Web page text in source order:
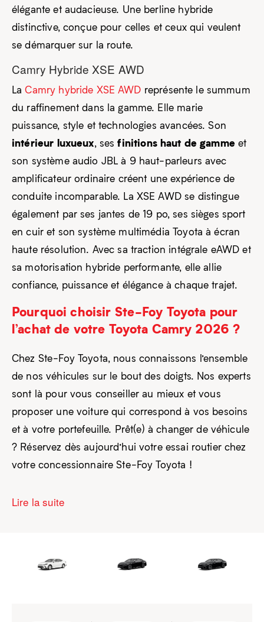
élégante et audacieuse. Une berline hybride
distinctive, conçue pour celles et ceux qui veulent
se démarquer sur la route.
Camry Hybride XSE AWD
LaCamry hybride XSE AWD représente le summum
du raffinement dans la gamme. Elle marie
puissance, style et technologies avancées. Son
intérieur luxueux, sesfinitions haut de gammeet
son système audio JBL à 9 haut-parleurs avec
amplificateur ordinaire créent une expérience de
conduite incomparable. La XSE AWD se distingue
également par ses jantes de 19 po, ses sièges sport
en cuir et son système multimédia Toyota à écran
haute résolution. Avec sa traction intégrale eAWD et
sa motorisation hybride performante, elle allie
confiance, puissance et élégance à chaque trajet.
Pourquoi choisir Ste-Foy Toyota pour
l’achat de votre Toyota Camry 2026 ?
Chez Ste-Foy Toyota, nous connaissons l’ensemble
de nos véhicules sur le bout des doigts. Nos experts
sont là pour vous conseiller au mieux et vous
proposer une voiture qui correspond à vos besoins
et à votre portefeuille. Prêt(e) à changer de véhicule
? Réservez dès aujourd’hui votre essai routier chez
votre concessionnaire Ste-Foy Toyota !
Lire la suite